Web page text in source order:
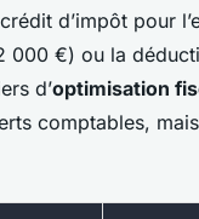
d’impôt pour
000 €) ou la
d’optimisation
comptables,